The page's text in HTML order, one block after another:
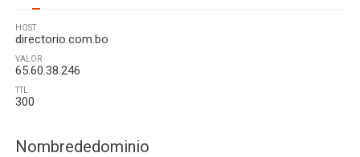
HOST
directorio.com.bo
VALOR
65.60.38.246
TTL
300
Nombrededominio